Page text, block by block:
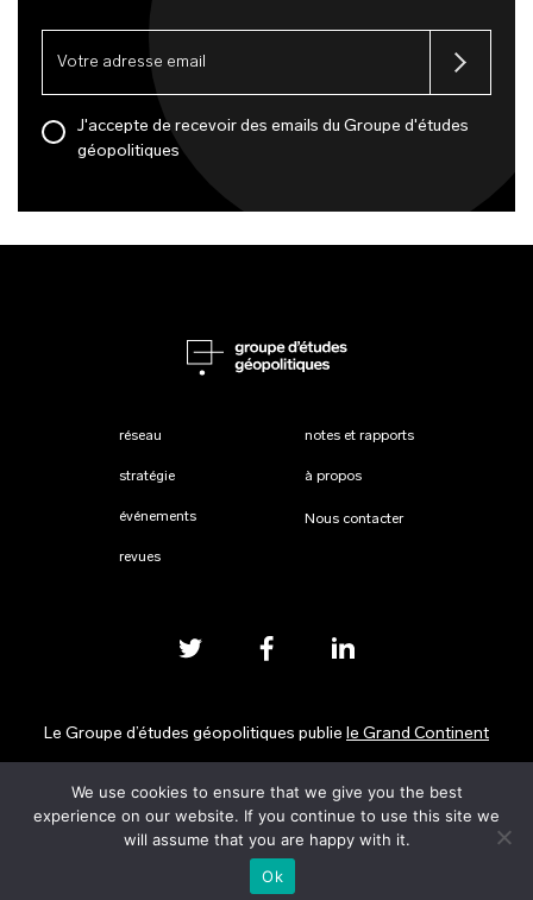
s'incrire à l’évènement
J'accepte de recevoir des emails du Groupe d'études
géopolitiques
réseau
stratégie
événements
revues
notes et rapports
à propos
Nous contacter
Le Groupe d’études géopolitiques publie le Grand Continent
Mentions légales
We use cookies to ensure that we give you the best
experience on our website. If you continue to use this site we
will assume that you are happy with it.
Ok